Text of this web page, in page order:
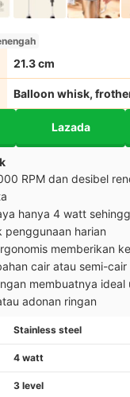
21.3 cm
Balloon whisk,
Lazada
RPM dan desibel
hanya 4 watt
penggunaan harian
memberikan
cair atau semi-cair
membuatnya
adonan ringan
Stainless steel
4 watt
3 level